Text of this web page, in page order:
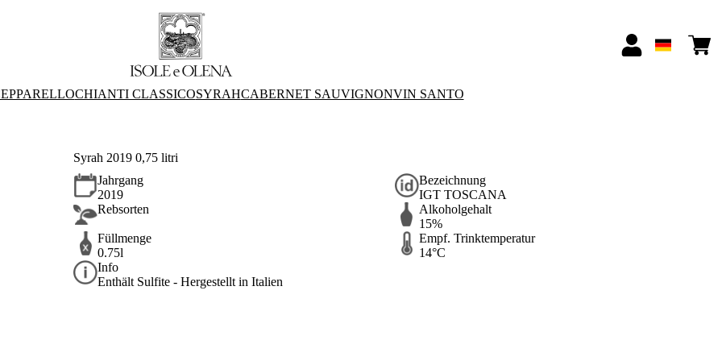
CHIANTI CLASSICOSYRAHCABERNET SAUVIGNONVIN SANTO
Syrah 2019 0,75 litri
Jahrgang
2019
Bezeichnung
IGT TOSCANA
Rebsorten
Alkoholgehalt
15%
Füllmenge
0.75l
Empf. Trinktemperatur
14°C
Info
Enthält Sulfite - Hergestellt in Italien